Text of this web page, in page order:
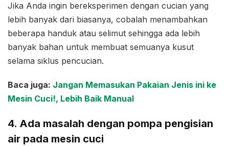
Jika Anda ingin bereksperimen dengan cucian yang
lebih banyak dari biasanya, cobalah menambahkan
beberapa handuk atau selimut sehingga ada lebih
banyak bahan untuk membuat semuanya kusut
selama siklus pencucian.
Baca juga: Jangan Memasukan Pakaian Jenis ini ke
Mesin Cuci!, Lebih Baik Manual
4. Ada masalah dengan pompa pengisian
air pada mesin cuci